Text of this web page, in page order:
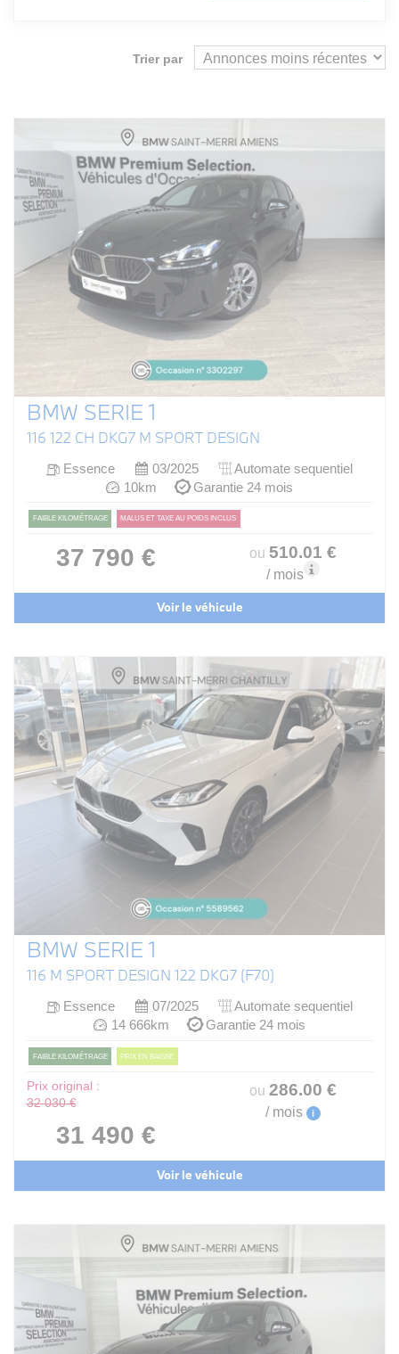
Trier par
BMW SERIE 1
116 122 CH DKG7 M SPORT DESIGN
Essence 03/2025
Automate sequentiel
10km
Garantie 24 mois
FAIBLE KILOMÉTRAGE MALUS ET TAXE AU POIDS INCLUS
37 790 € ou 510.01 €
/ mois
Voir le véhicule
BMW SERIE 1
116 M SPORT DESIGN 122 DKG7 (F70)
Essence 07/2025
Automate sequentiel
14 666km
Garantie 24 mois
FAIBLE KILOMÉTRAGE PRIX EN BAISSE
Prix original :
32 030 €
31 490 €
ou 286.00 €
/ mois i
Voir le véhicule